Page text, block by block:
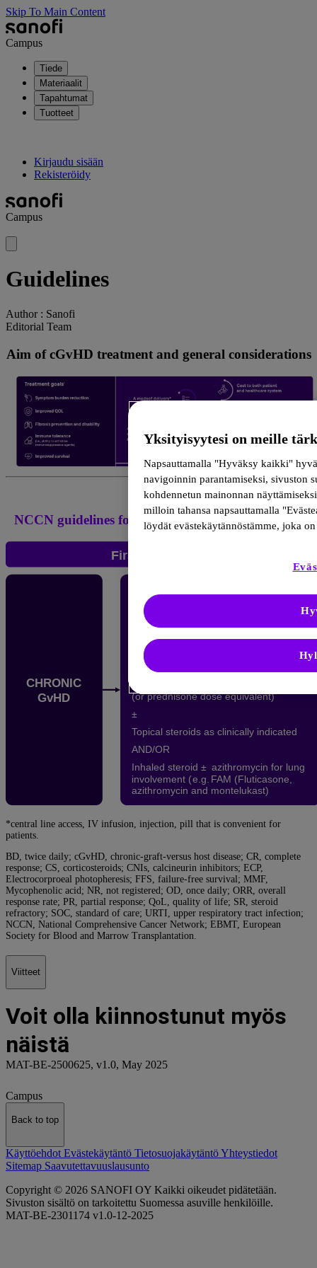
Skip To Main Content
Campus
Tiede
Materiaalit
Tapahtumat
Tuotteet
Kirjaudu sisään
Rekisteröidy
Campus
Guidelines
Author : Sanofi
Editorial Team
Aim of cGvHD treatment and general considerations
NCCN guidelines for the management of cGvHD 3
*central line access, IV infusion, injection, pill that is convenient for
patients.
BD, twice daily; cGvHD, chronic-graft-versus host disease; CR, complete
response; CS, corticosteroids; CNIs, calcineurin inhibitors; ECP,
Electrocorproeal photopheresis; FFS, failure-free survival; MMF,
Mycophenolic acid; NR, not registered; OD, once daily; ORR, overall
response rate; PR, partial response; QoL, quality of life; SR, steroid
refractory; SOC, standard of care; URTI, upper respiratory tract infection;
NCCN, National Comprehensive Cancer Network; EBMT, European
Society for Blood and Marrow Transplantation.
Viitteet
Voit olla kiinnostunut myös
näistä
MAT-BE-2500625, v1.0, May 2025
Campus
Back to top
Käyttöehdot Evästekäytäntö TietosuojakäytäntöYhteystiedot
Sitemap Saavutettavuuslausunto
Copyright © 2026 SANOFI OY Kaikki oikeudet pidätetään.
Sivuston sisältö on tarkoitettu Suomessa asuville henkilöille.
MAT-BE-2301174 v1.0-12-2025
Yksityisyytesi on meille
Napsauttamalla "Hyväksy kaikki"
navigoinnin parantamiseksi, sivuston
kohdennetun mainonnan
milloin tahansa napsauttamalla
löydät evästekäytännöstämme, joka